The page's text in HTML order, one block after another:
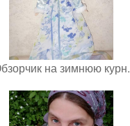
на зимнюю курн.